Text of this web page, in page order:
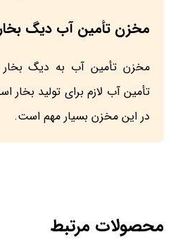
مخزن تأمین آب دیگ
مخزن تأمین آب به دیگ
تأمین آب لازم برای تولید
در این مخزن بسیار مهم است.
محصولات مرتبط